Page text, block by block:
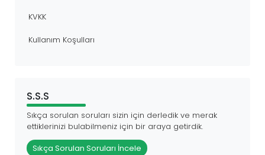
KVKK
Kullanım Koşulları
S.S.S
Sıkça sorulan soruları sizin için derledik ve merak
ettiklerinizi bulabilmeniz için bir araya getirdik.
Sıkça Sorulan Soruları İncele